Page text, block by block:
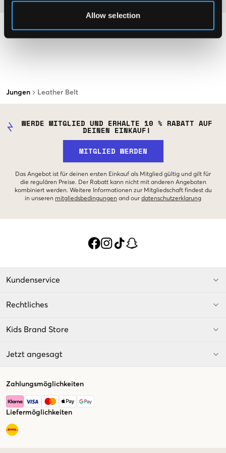
Allow selection
Jungen Leather Belt
WERDE MITGLIED UND ERHALTE 10 % RABATT AUF
DEINEN EINKAUF!
MITGLIED WERDEN
Das Angebot ist für deinen ersten Einkauf als Mitglied gültig und gilt für
die regulären Preise. Der Rabatt kann nicht mit anderen Angeboten
kombiniert werden. Weitere Informationen zur Mitgliedschaft findest du
in unseren mitgliedsbedingungen and our datenschutzerklarung
Kundenservice
Rechtliches
Kids Brand Store
Jetzt angesagt
Zahlungsmöglichkeiten
Liefermöglichkeiten